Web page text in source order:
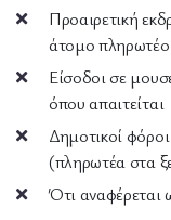
Προαιρετική
άτομο
Είσοδοι σε
όπου απαιτείται
Δημοτικοί
(πληρωτέα στα
Ότι αναφέρεται